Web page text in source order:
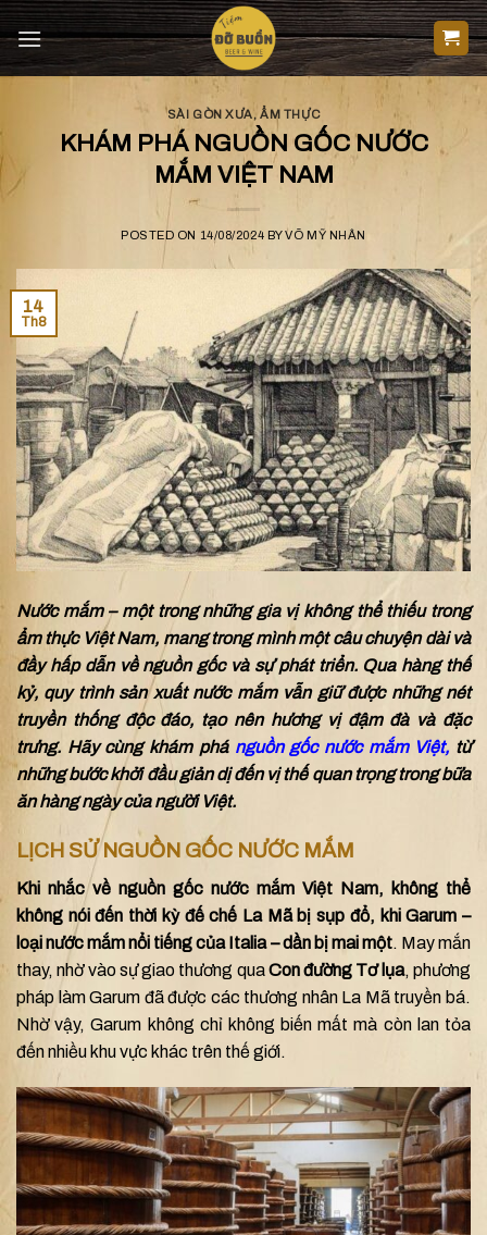
Skip
to
content
SÀI GÒN XƯA,ẨM THỰC
KHÁM PHÁ NGUỒN GỐC NƯỚC
MẮM VIỆT NAM
POSTED ON 14/08/2024 BYVÕ MỸ NHÂN
14
Th8
Nước mắm – một trong những gia vị không thể thiếu trong
ẩm thực Việt Nam, mang trong mình một câu chuyện dài và
đầy hấp dẫn về nguồn gốc và sự phát triển. Qua hàng thế
kỷ, quy trình sản xuất nước mắm vẫn giữ được những nét
truyền thống độc đáo, tạo nên hương vị đậm đà và đặc
trưng. Hãy cùng khám phá nguồn gốc nước mắm Việt, từ
những bước khởi đầu giản dị đến vị thế quan trọng trong bữa
ăn hàng ngày của người Việt.
LỊCH SỬ NGUỒN GỐC NƯỚC MẮM
Khi nhắc về nguồn gốc nước mắm Việt Nam, không thể
không nói đến thời kỳ đế chế La Mã bị sụp đổ, khi Garum –
loại nước mắm nổi tiếng của Italia – dần bị mai một. May mắn
thay, nhờ vào sự giao thương quaCon đường Tơ lụa, phương
pháp làm Garum đã được các thương nhân La Mã truyền bá.
Nhờ vậy, Garum không chỉ không biến mất mà còn lan tỏa
đến nhiều khu vực khác trên thế giới.